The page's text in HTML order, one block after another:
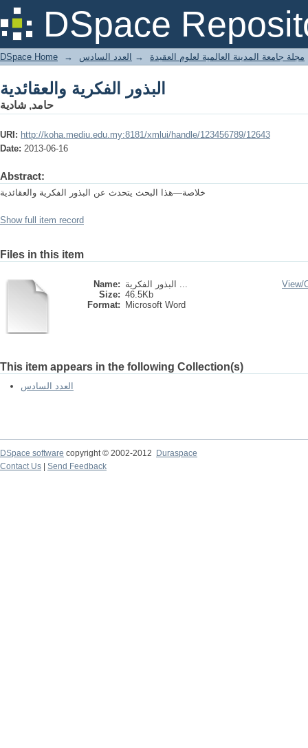
DSpace
البذور الفكرية والعقائدية
DSpace Home → مجلة جامعة المدينة العالمية لعلوم العقيدة → العدد السادس
البذور الفكرية والعقائدية
حامد, شادية
URI: http://koha.mediu.edu.my:8181/xmlui/handle/123456789/12643
Date: 2013-06-16
Abstract:
خلاصة—هذا البحث يتحدث عن البذور الفكرية والعقائدية
Show full item record
Files in this item
Name:
البذور الفكرية ...
Size: 46.5Kb
Format:
Microsoft Word
View/
This item appears in the following Collection(s)
العدد السادس
DSpace software copyright © 2002-2012
Duraspace
Contact Us
Send Feedback